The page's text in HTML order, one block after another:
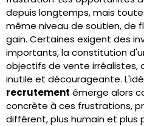
depuis longtemps, mais
même niveau de soutien, de
gain. Certaines exigent des
importants, la constitution
objectifs de vente irréalistes,
inutile et décourageante.
recrutement émerge alors
concrète à ces frustrations,
différent, plus humain et plus